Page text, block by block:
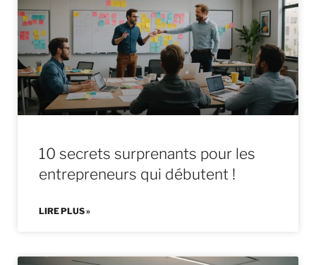
10 secrets surprenants pour les
entrepreneurs qui débutent !
LIRE PLUS »